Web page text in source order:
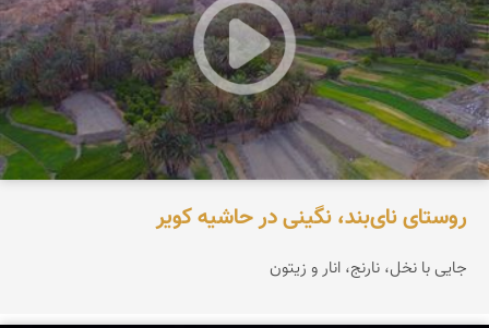
روستای نای‌بند، نگینی در حاشیه کویر
جایی با نخل، نارنج، انار و زیتون